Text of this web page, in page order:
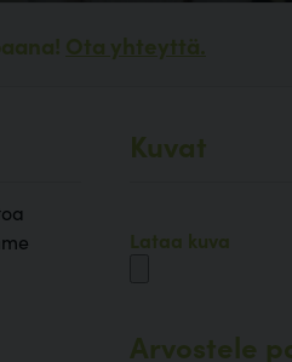
Ota yhteyttä.
Kuvat
Lataa kuva
Arvostele